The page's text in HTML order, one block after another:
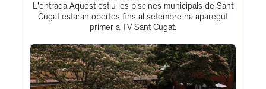
to
this
L'entrada Aquest estiu les piscines municipals de Sant
Cugat estaran obertes fins al setembre ha aparegut
primer a TV Sant Cugat.